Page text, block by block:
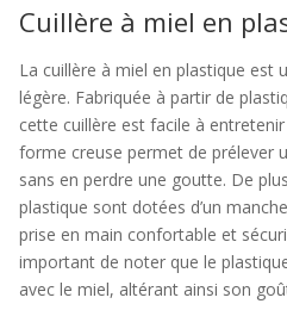
Cuillère à miel en
La cuillère à miel en plastique est
légère. Fabriquée à partir de
cette cuillère est facile à
forme creuse permet de prélever
sans en perdre une goutte. De
plastique sont dotées d’un
prise en main confortable et
important de noter que le
avec le miel, altérant ainsi son